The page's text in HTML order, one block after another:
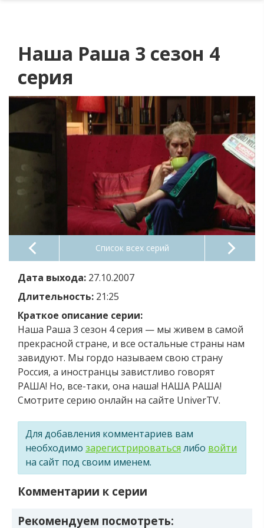
Наша Раша 3 сезон 4
серия
Список всех серий
Дата выхода: 27.10.2007
Длительность: 21:25
Краткое описание серии:
Наша Раша 3 сезон 4 серия — мы живем в самой
прекрасной стране, и все остальные страны нам
завидуют. Мы гордо называем свою страну
Россия, а иностранцы завистливо говорят
РАША! Но, все-таки, она наша! НАША РАША!
Смотрите серию онлайн на сайте UniverTV.
Для добавления комментариев вам
необходимо зарегистрироваться либо войти
на сайт под своим именем.
Комментарии к серии
Рекомендуем посмотреть: